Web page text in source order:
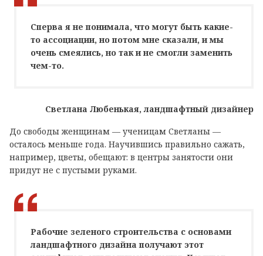
Сперва я не понимала, что могут быть какие-
то ассоциации, но потом мне сказали, и мы
очень смеялись, но так и не смогли заменить
чем-то.
Светлана Любенькая, ландшафтный дизайнер
До свободы женщинам — ученицам Светланы —
осталось меньше года. Научившись правильно сажать,
например, цветы, обещают: в центры занятости они
придут не с пустыми руками.
Рабочие зеленого строительства с основами
ландшафтного дизайна получают этот